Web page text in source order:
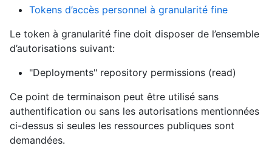
Tokens d’accès personnel à granularité fine
Le token à granularité fine doit disposer de l’ensemble
d’autorisations suivant:
"Deployments" repository permissions (read)
Ce point de terminaison peut être utilisé sans
authentification ou sans les autorisations mentionnées
ci-dessus si seules les ressources publiques sont
demandées.